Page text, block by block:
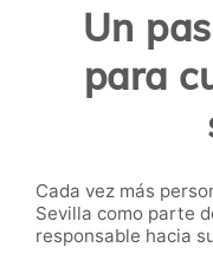
Un
para
Cada vez más
Sevilla como parte
responsable hacia